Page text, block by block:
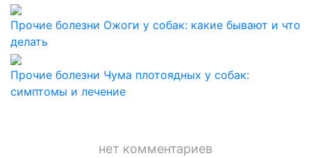
Прочие болезни Ожоги у собак: какие бывают и что
делать
Прочие болезни Чума плотоядных у собак:
симптомы и лечение
нет комментариев